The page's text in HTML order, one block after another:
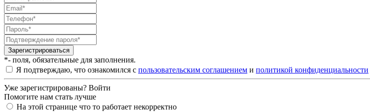
Зарегистрироваться
*- поля, обязательные для заполнения.
Я подтверждаю, что ознакомился с пользовательским соглашением и политикой конфиденциальности
Уже зарегистрированы? Войти
Помогите нам стать лучше
На этой странице что то работает некорректно